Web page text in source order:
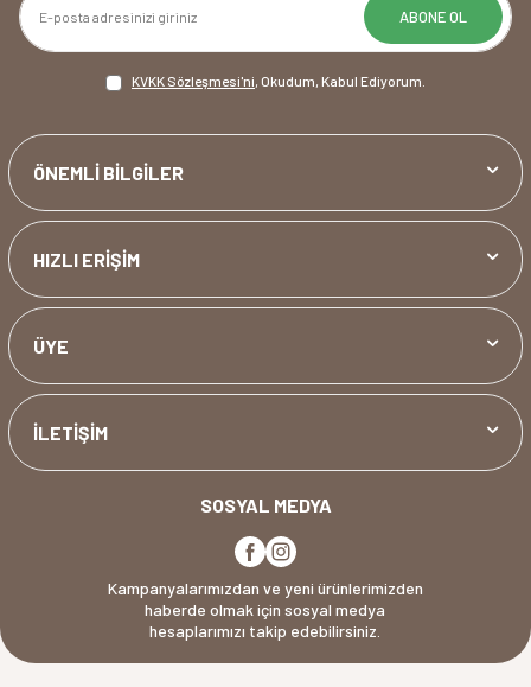
ABONE OL
KVKK Sözleşmesi'ni, Okudum, Kabul Ediyorum.
ÖNEMLİ BİLGİLER
HIZLI ERİŞİM
ÜYE
İLETİŞİM
SOSYAL MEDYA
Kampanyalarımızdan ve yeni ürünlerimizden
haberde olmak için sosyal medya
hesaplarımızı takip edebilirsiniz.